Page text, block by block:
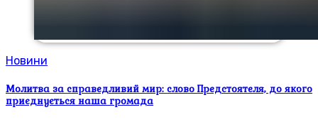
Новини
Молитва за справедливий мир: слово Предстоятеля, до якого
приєднується наша громада